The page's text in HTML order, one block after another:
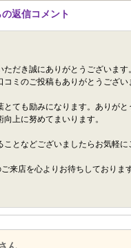
返信コメント
ただき誠にありがとうございます。
コミのご投稿もありがとうござい
とても励みになります。ありがと
向上に努めてまいります。
ことなどございましたらお気軽に
来店を心よりお待ちしておりま